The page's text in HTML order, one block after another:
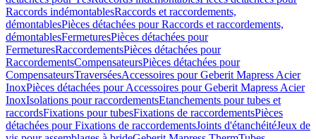
Raccords indémontablesRaccords et raccordements,
démontablesPièces détachées pour Raccords et raccordements,
démontablesFermeturesPièces détachées pour
FermeturesRaccordementsPièces détachées pour
RaccordementsCompensateursPièces détachées pour
CompensateursTraverséesAccessoires pour Geberit Mapress Acier
InoxPièces détachées pour Accessoires pour Geberit Mapress Acier
InoxIsolations pour raccordementsEtanchements pour tubes et
raccordsFixations pour tubesFixations de raccordementsPièces
détachées pour Fixations de raccordementsJoints d'étanchéitéJeux de